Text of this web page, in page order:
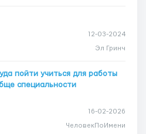
12-03-2024
Эл Гринч
пойти учиться для работы
специальности
16-02-2026
ЧеловекПоИмени